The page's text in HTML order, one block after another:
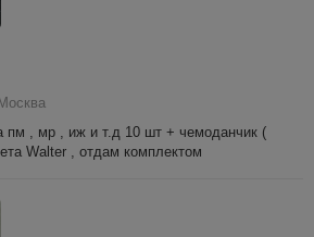
Москва
пм , мр , иж и т.д 10 шт + чемоданчик (
Walter , отдам комплектом